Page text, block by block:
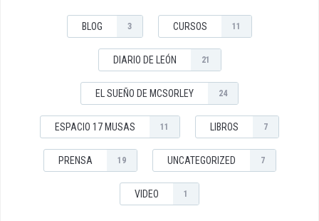
BLOG 3 CURSOS 11
DIARIO DE LEÓN 21
EL SUEÑO DE MCSORLEY 24
ESPACIO 17 MUSAS 11 LIBROS 7
PRENSA 19 UNCATEGORIZED 7
VIDEO 1